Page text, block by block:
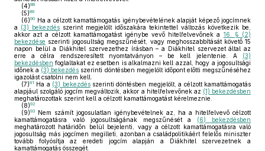
(4)88
(5)89
(6)90 Ha a célzott kamattámogatás igénybevételének alapját képező jogcímnek
a (3) bekezdés szerint megjelölt időszakára tekintettel változás következik be,
akkor azt a célzott kamattámogatást igénybe vevő hitelfelvevőnek a 16. § (2)
bekezdése szerinti jogosultság megszűnését, vagy meghosszabbítását követő 15
napon belül a Diákhitel szervezethez írásban – a Diákhitel szervezet által az
erre a célra rendszeresített nyomtatványon – be kell jelentenie. A (3)
bekezdésben foglaltakat ez esetben is alkalmazni kell azzal, hogy a jogosultsági
időnek a (3) bekezdés szerinti döntésben megjelölt időpont előtti megszűnéséhez
igazolást csatolni nem kell.
(7)91 Ha a (3) bekezdésszerinti döntésben megjelölt, a célzott kamattámogatás
alapjául szolgáló jogcím megváltozik, akkor a hitelfelvevőnek az (1) bekezdésben
meghatározottak szerint kell a célzott kamattámogatást kérelmeznie.
(8)92
(9)93
Nem számít jogosulatlan igénybevételnek az, ha a hitelfelvevő célzott
kamattámogatásra való jogosultságának megszűnését a (6) bekezdésben
meghatározott határidőn belül bejelenti, vagy a célzott kamattámogatásra való
jogosultság más jogcímen megilleti, azonban a családpolitikáért felelős miniszter
tovább folyósítja az eredeti jogcím alapján a Diákhitel szervezetnek a
kamattámogatás összegét.